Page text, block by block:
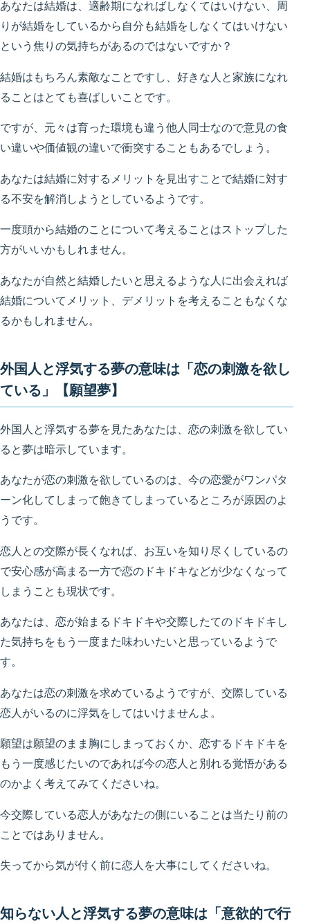
あなたは結婚は、適齢期になればしなくてはいけない、周
りが結婚をしているから自分も結婚をしなくてはいけない
という焦りの気持ちがあるのではないですか？
結婚はもちろん素敵なことですし、好きな人と家族になれ
ることはとても喜ばしいことです。
ですが、元々は育った環境も違う他人同士なので意見の食
い違いや価値観の違いで衝突することもあるでしょう。
あなたは結婚に対するメリットを見出すことで結婚に対す
る不安を解消しようとしているようです。
一度頭から結婚のことについて考えることはストップした
方がいいかもしれません。
あなたが自然と結婚したいと思えるような人に出会えれば
結婚についてメリット、デメリットを考えることもなくな
るかもしれません。
外国人と浮気する夢の意味は「恋の刺激を欲し
ている」【願望夢】
外国人と浮気する夢を見たあなたは、恋の刺激を欲してい
ると夢は暗示しています。
あなたが恋の刺激を欲しているのは、今の恋愛がワンパタ
ーン化してしまって飽きてしまっているところが原因のよ
うです。
恋人との交際が長くなれば、お互いを知り尽くしているの
で安心感が高まる一方で恋のドキドキなどが少なくなって
しまうことも現状です。
あなたは、恋が始まるドキドキや交際したてのドキドキし
た気持ちをもう一度また味わいたいと思っているようで
す。
あなたは恋の刺激を求めているようですが、交際している
恋人がいるのに浮気をしてはいけませんよ。
願望は願望のまま胸にしまっておくか、恋するドキドキを
もう一度感じたいのであれば今の恋人と別れる覚悟がある
のかよく考えてみてくださいね。
今交際している恋人があなたの側にいることは当たり前の
ことではありません。
失ってから気が付く前に恋人を大事にしてくださいね。
知らない人と浮気する夢の意味は「意欲的で行